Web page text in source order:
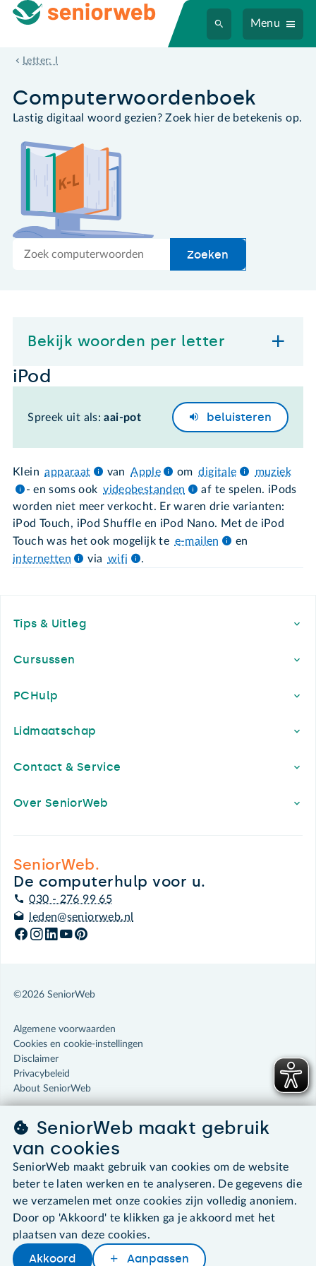
Menu
Letter: I
iPod
Computer­woordenboek
Lastig digitaal woord gezien? Zoek hier de betekenis op.
Zoek
Zoeken
Bekijk woorden per letter
iPod
Spreek uit als:aai-pot beluisteren
Klein apparaat van Apple om digitale
muziek
- en soms ook videobestanden
af te spelen. iPods
worden niet meer verkocht. Er waren drie varianten:
iPod Touch, iPod Shuffle en iPod Nano. Met de iPod
Touch was het ook mogelijk te e-mailen
en
internetten
via wifi .
Tips & Uitleg
Cursussen
PCHulp
Lidmaatschap
Contact & Service
Over SeniorWeb
SeniorWeb.
De computerhulp voor u.
030 - 276 99 65
leden@seniorweb.nl
©2026 SeniorWeb
Algemene voorwaarden
Cookies en cookie-instellingen
Disclaimer
Privacybeleid
About SeniorWeb
SeniorWeb maakt gebruik
van cookies
SeniorWeb maakt gebruik van cookies om de website
beter te laten werken en te analyseren. De gegevens die
we verzamelen met onze cookies zijn volledig anoniem.
Door op 'Akkoord' te klikken ga je akkoord met het
plaatsen van deze cookies.
Akkoord Aanpassen